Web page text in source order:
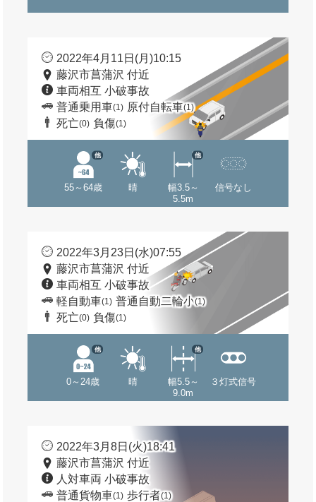
2022年4月11日(月)10:15
藤沢市菖蒲沢 付近
車両相互 小破事故
普通乗用車(1) 原付自転車(1)
死亡(0) 負傷(1)
55～64歳
他
晴
幅3.5～
5.5m
他
信号なし
2022年3月23日(水)07:55
藤沢市菖蒲沢 付近
車両相互 小破事故
軽自動車(1) 普通自動二輪小(1)
死亡(0) 負傷(1)
0～24歳
他
晴
幅5.5～
9.0m
他
３灯式信号
2022年3月8日(火)18:41
藤沢市菖蒲沢 付近
人対車両 小破事故
普通貨物車(1) 歩行者(1)